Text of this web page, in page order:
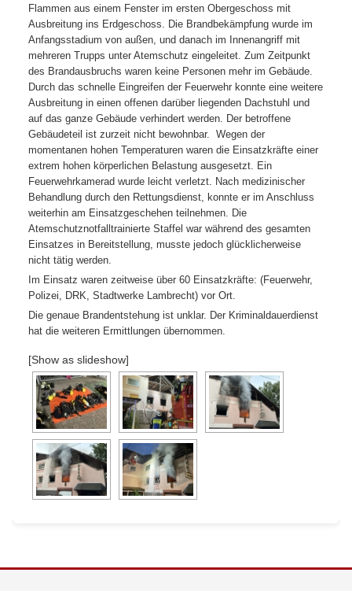
Flammen aus einem Fenster im ersten Obergeschoss mit
Ausbreitung ins Erdgeschoss. Die Brandbekämpfung wurde im
Anfangsstadium von außen, und danach im Innenangriff mit
mehreren Trupps unter Atemschutz eingeleitet. Zum Zeitpunkt
des Brandausbruchs waren keine Personen mehr im Gebäude.
Durch das schnelle Eingreifen der Feuerwehr konnte eine weitere
Ausbreitung in einen offenen darüber liegenden Dachstuhl und
auf das ganze Gebäude verhindert werden. Der betroffene
Gebäudeteil ist zurzeit nicht bewohnbar. Wegen der
momentanen hohen Temperaturen waren die Einsatzkräfte einer
extrem hohen körperlichen Belastung ausgesetzt. Ein
Feuerwehrkamerad wurde leicht verletzt. Nach medizinischer
Behandlung durch den Rettungsdienst, konnte er im Anschluss
weiterhin am Einsatzgeschehen teilnehmen. Die
Atemschutznotfalltrainierte Staffel war während des gesamten
Einsatzes in Bereitstellung, musste jedoch glücklicherweise
nicht tätig werden.
Im Einsatz waren zeitweise über 60 Einsatzkräfte: (Feuerwehr,
Polizei, DRK, Stadtwerke Lambrecht) vor Ort.
Die genaue Brandentstehung ist unklar. Der Kriminaldauerdienst
hat die weiteren Ermittlungen übernommen.
[Show as slideshow]